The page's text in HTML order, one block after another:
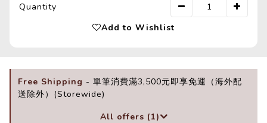
Quantity
Add to Wishlist
Free Shipping - 單筆消費滿3,500元即享免運（海外配
送除外）(Storewide)
All offers (1)